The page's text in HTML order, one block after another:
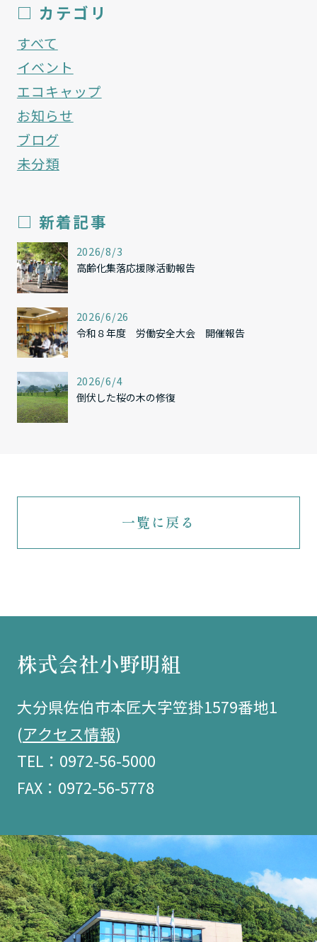
□ カテゴリ
すべて
イベント
エコキャップ
お知らせ
ブログ
未分類
□ 新着記事
, 2026/8/3
高齢化集落応援隊活動報告
, 2026/6/26
令和８年度 労働安全大会 開催報告
, 2026/6/4
倒伏した桜の木の修復
一覧に戻る
株式会社小野明組
大分県佐伯市本匠大字笠掛1579番地1
(アクセス情報)
TEL：0972-56-5000
FAX：0972-56-5778